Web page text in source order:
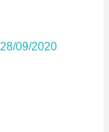
28/09/2020